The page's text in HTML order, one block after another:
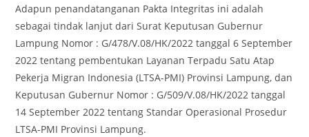
Adapun penandatanganan Pakta Integritas ini adalah
sebagai tindak lanjut dari Surat Keputusan Gubernur
Lampung Nomor : G/478/V.08/HK/2022 tanggal 6 September
2022 tentang pembentukan Layanan Terpadu Satu Atap
Pekerja Migran Indonesia (LTSA-PMI) Provinsi Lampung, dan
Keputusan Gubernur Nomor : G/509/V.08/HK/2022 tanggal
14 September 2022 tentang Standar Operasional Prosedur
LTSA-PMI Provinsi Lampung.